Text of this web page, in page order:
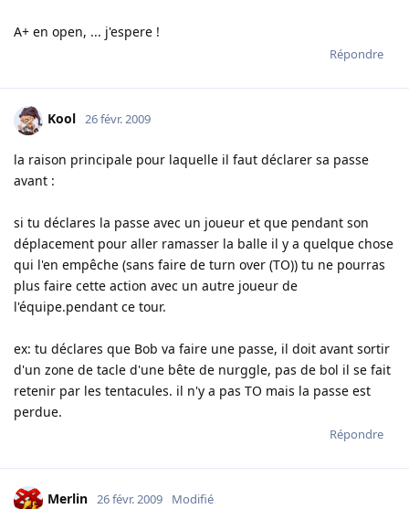
A+ en open, ... j'espere !
Répondre
Kool 26 févr. 2009
la raison principale pour laquelle il faut déclarer sa passe
avant :
si tu déclares la passe avec un joueur et que pendant son
déplacement pour aller ramasser la balle il y a quelque chose
qui l'en empêche (sans faire de turn over (TO)) tu ne pourras
plus faire cette action avec un autre joueur de
l'équipe.pendant ce tour.
ex: tu déclares que Bob va faire une passe, il doit avant sortir
d'un zone de tacle d'une bête de nurggle, pas de bol il se fait
retenir par les tentacules. il n'y a pas TO mais la passe est
perdue.
Répondre
Merlin 26 févr. 2009 Modifié